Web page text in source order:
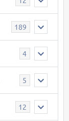
189
4
5
12